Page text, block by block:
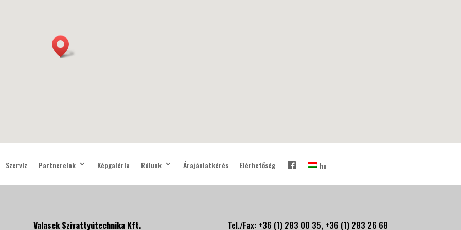
Szerviz Partnereink Képgaléria Rólunk Árajánlatkérés Elérhetőség hu
Valasek Szivattyútechnika Kft. Tel./Fax: +36 (1) 283 00 35, +36 (1) 283 26 68